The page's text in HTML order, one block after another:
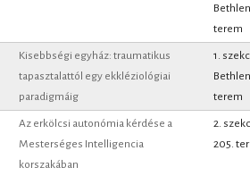
Bethlen
terem
Kisebbségi egyház: traumatikus
tapasztalattól egy ekkléziológiai
paradigmáig
1.
Bethlen
terem
Az erkölcsi autonómia kérdése a
Mesterséges Intelligencia
korszakában
2.
205.